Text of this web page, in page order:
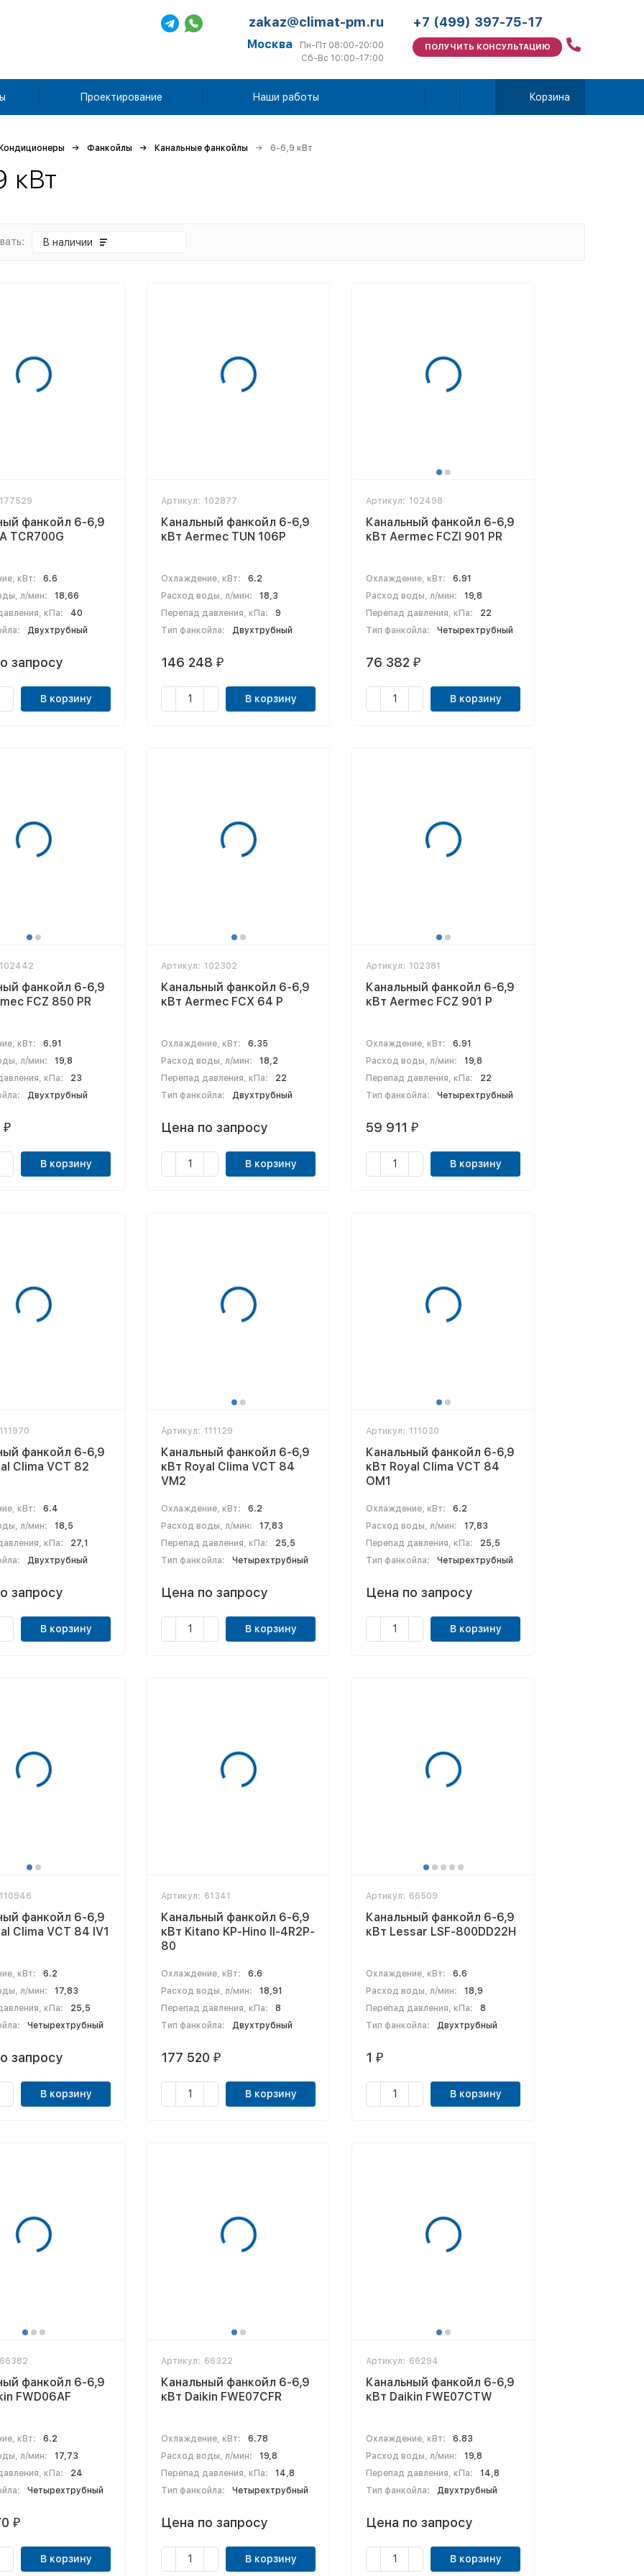
zakaz@climat-pm.ru
Москва
Пн-Пт 08:00-20:00
Сб-Вс 10:00-17:00
+7 (499) 397-75-17
ПОЛУЧИТЬ КОНСУЛЬТАЦИЮ
Проектирование Наши работы Корзина
Кондиционеры Фанкойлы Канальные фанкойлы 6-6,9 кВт
кВт
В наличии
177529
фанкойл 6-6,9
TCR700G
кВт:
6.6
л/мин:
18,66
кПа:
40
Двухтрубный
запросу
В корзину
Артикул: 102877
Канальный фанкойл 6-6,9
кВт Aermec TUN 106P
Охлаждение, кВт:
6.2
Расход воды, л/мин:
18,3
Перепад давления, кПа:
9
Тип фанкойла:
Двухтрубный
146 248 ₽
В корзину
Артикул: 102498
Канальный фанкойл 6-6,9
кВт Aermec FCZI 901 PR
Охлаждение, кВт:
6.91
Расход воды, л/мин:
19,8
Перепад давления, кПа:
22
Тип фанкойла:
Четырехтрубный
76 382 ₽
В корзину
102442
фанкойл 6-6,9
FCZ 850 PR
кВт:
6.91
л/мин:
19,8
кПа:
23
Двухтрубный
₽
В корзину
Артикул: 102302
Канальный фанкойл 6-6,9
кВт Aermec FCX 64 P
Охлаждение, кВт:
6.35
Расход воды, л/мин:
18,2
Перепад давления, кПа:
22
Тип фанкойла:
Двухтрубный
Цена по запросу
В корзину
Артикул: 102381
Канальный фанкойл 6-6,9
кВт Aermec FCZ 901 P
Охлаждение, кВт:
6.91
Расход воды, л/мин:
19,8
Перепад давления, кПа:
22
Тип фанкойла:
Четырехтрубный
59 911 ₽
В корзину
111970
фанкойл 6-6,9
Clima VCT 82
кВт:
6.4
л/мин:
18,5
кПа:
27,1
Двухтрубный
запросу
В корзину
Артикул: 111129
Канальный фанкойл 6-6,9
кВт Royal Clima VCT 84
VM2
Охлаждение, кВт:
6.2
Расход воды, л/мин:
17,83
Перепад давления, кПа:
25,5
Тип фанкойла:
Четырехтрубный
Цена по запросу
В корзину
Артикул: 111030
Канальный фанкойл 6-6,9
кВт Royal Clima VCT 84
OM1
Охлаждение, кВт:
6.2
Расход воды, л/мин:
17,83
Перепад давления, кПа:
25,5
Тип фанкойла:
Четырехтрубный
Цена по запросу
В корзину
110946
фанкойл 6-6,9
Clima VCT 84 IV1
кВт:
6.2
л/мин:
17,83
кПа:
25,5
Четырехтрубный
запросу
В корзину
Артикул: 61341
Канальный фанкойл 6-6,9
кВт Kitano KP-Hino II-4R2P-
80
Охлаждение, кВт:
6.6
Расход воды, л/мин:
18,91
Перепад давления, кПа:
8
Тип фанкойла:
Двухтрубный
177 520 ₽
В корзину
Артикул: 66509
Канальный фанкойл 6-6,9
кВт Lessar LSF-800DD22H
Охлаждение, кВт:
6.6
Расход воды, л/мин:
18,9
Перепад давления, кПа:
8
Тип фанкойла:
Двухтрубный
1 ₽
В корзину
66382
фанкойл 6-6,9
FWD06AF
кВт:
6.2
л/мин:
17,73
кПа:
24
Четырехтрубный
₽
В корзину
Артикул: 66322
Канальный фанкойл 6-6,9
кВт Daikin FWE07CFR
Охлаждение, кВт:
6.78
Расход воды, л/мин:
19,8
Перепад давления, кПа:
14,8
Тип фанкойла:
Четырехтрубный
Цена по запросу
В корзину
Артикул: 66294
Канальный фанкойл 6-6,9
кВт Daikin FWE07CTW
Охлаждение, кВт:
6.83
Расход воды, л/мин:
19,8
Перепад давления, кПа:
14,8
Тип фанкойла:
Двухтрубный
Цена по запросу
В корзину